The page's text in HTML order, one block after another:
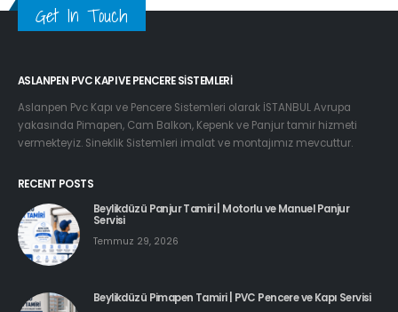
Get In Touch
ASLANPEN PVC KAPI VE PENCERE SISTEMLERI
Aslanpen Pvc Kapı ve Pencere Sistemleri olarak İSTANBUL Avrupa
yakasında Pimapen, Cam Balkon, Kepenk ve Panjur tamir hizmeti
vermekteyiz. Sineklik Sistemleri imalat ve montajımız mevcuttur.
RECENT POSTS
Beylikdüzü Panjur Tamiri | Motorlu ve Manuel Panjur
Servisi
Temmuz 29, 2026
Beylikdüzü Pimapen Tamiri | PVC Pencere ve Kapı Servisi